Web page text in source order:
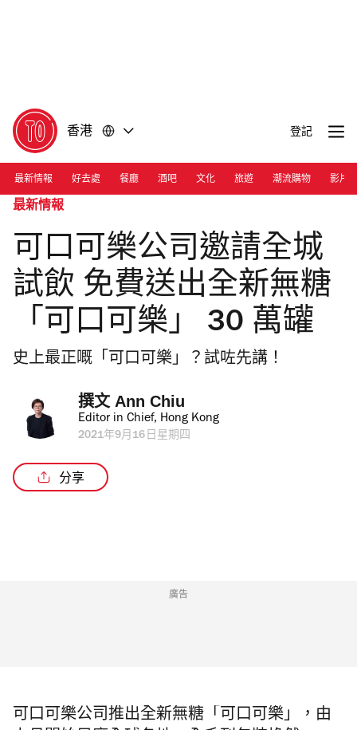
香港 登記
最新情報 好去處 餐廳 酒吧 文化 旅遊 潮流購物 影片
最新情報
可口可樂公司邀請全城
試飲 免費送出全新無糖
「可口可樂」 30 萬罐
史上最正嘅「可口可樂」？試咗先講！
撰文 Ann Chiu
Editor in Chief, Hong Kong
2021年9月16日星期四
分享
廣告
可口可樂公司推出全新無糖「可口可樂」，由